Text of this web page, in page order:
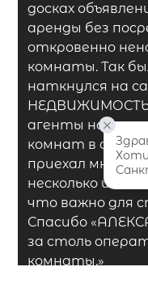
досках
аренды без
откровенно
комнаты. Так
наткнулся на
агенты нашли с
комнат в
приехал мне
несколько и
что важно для
Спасибо
за столь
комнаты.»